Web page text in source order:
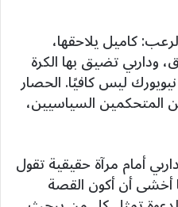
كاميل يلاحقها،
تضيق بها الكرة
ليس كافيًا. الحصار
السياسيين،
أمام مرآة حقيقية تقول
أخشى أن أكون القصة